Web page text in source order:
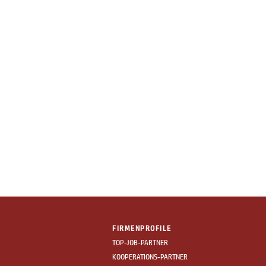
FIRMENPROFILE
TOP-JOB-PARTNER
KOOPERATIONS-PARTNER